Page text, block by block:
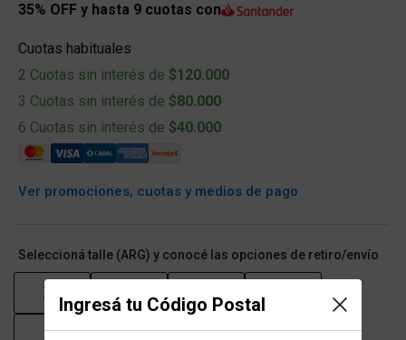
Ingresá tu Código Postal
35% OFF y hasta 9 cuotas con
Cuotas habituales
2 Cuotas sin interés de $120.000
3 Cuotas sin interés de $80.000
6 Cuotas sin interés de $40.000
Ver promociones, cuotas y medios de pago
Seleccioná talle (ARG) y conocé las opciones de retiro/envío
XS
XL